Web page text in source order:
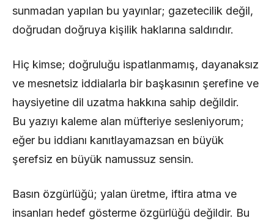
sunmadan yapılan bu yayınlar; gazetecilik değil,
doğrudan doğruya kişilik haklarına saldırıdır.
Hiç kimse; doğruluğu ispatlanmamış, dayanaksız
ve mesnetsiz iddialarla bir başkasının şerefine ve
haysiyetine dil uzatma hakkına sahip değildir.
Bu yazıyı kaleme alan müfteriye sesleniyorum;
eğer bu iddianı kanıtlayamazsan en büyük
şerefsiz en büyük namussuz sensin.
Basın özgürlüğü; yalan üretme, iftira atma ve
insanları hedef gösterme özgürlüğü değildir. Bu